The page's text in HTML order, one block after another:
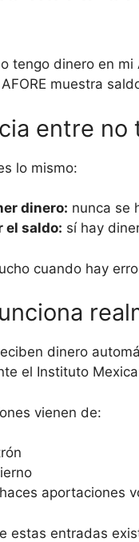
muestra
entre no
lo mismo:
dinero: nunca se
el saldo: sí hay
cuando hay
dinero
el Instituto
vienen de:
aportaciones
estas entradas